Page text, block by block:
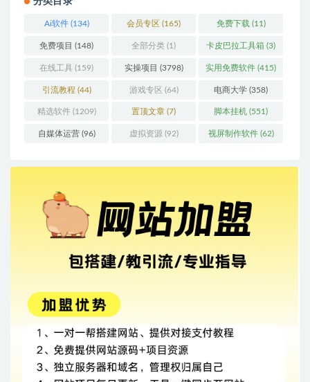
Ai软件(134) 会员专区 (165) 免费下载 (11)
免费项目 (148) 全部分类 (1) 卡皮巴拉工具箱 (3)
在线工具 (159) 实操项目 (3798) 实用免费软件 (415)
引流教程 (44) 游戏专区 (64) 电商大学 (358)
精选软件(1209) 置顶文章 (7) 脚本挂机 (551)
自媒体运营(96) 虚拟资源 (92) 视屏制作软件(62)